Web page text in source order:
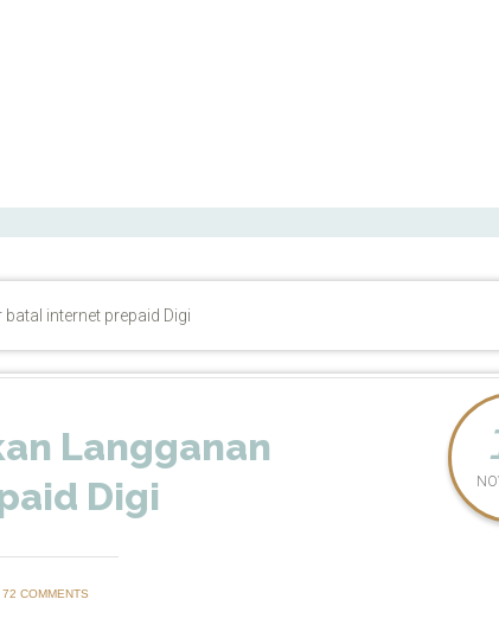
internet prepaid Digi
Langganan
Digi
72 COMMENTS